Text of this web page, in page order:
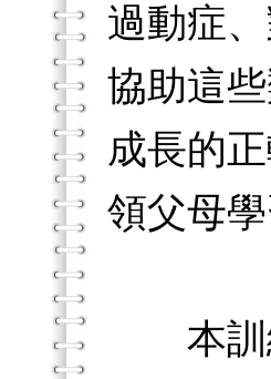
過動症
協助這
成長的
領父母
本訓練